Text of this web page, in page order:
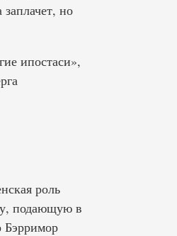
но
ипостаси»,
роль
подающую в
Бэрримор